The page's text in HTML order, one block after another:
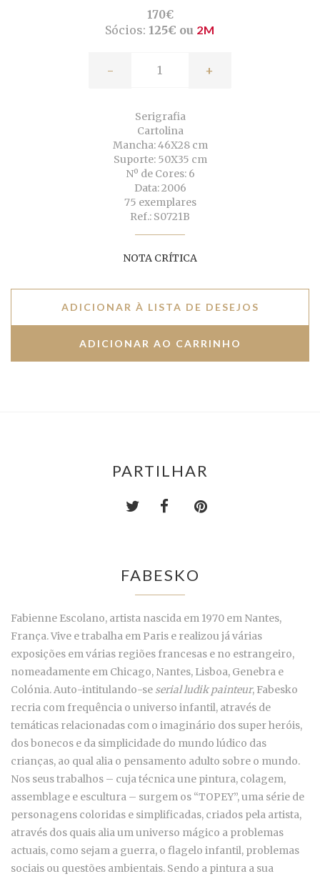
170€
Sócios: 125€ ou 2M
- +
Serigrafia
Cartolina
Mancha: 46X28 cm
Suporte: 50X35 cm
Nº de Cores: 6
Data: 2006
75 exemplares
Ref.: S0721B
NOTA CRÍTICA
ADICIONAR À LISTA DE DESEJOS
PARTILHAR
FABESKO
Fabienne Escolano, artista nascida em 1970 em Nantes,
França. Vive e trabalha em Paris e realizou já várias
exposições em várias regiões francesas e no estrangeiro,
nomeadamente em Chicago, Nantes, Lisboa, Genebra e
Colónia. Auto-intitulando-se serial ludik painteur, Fabesko
recria com frequência o universo infantil, através de
temáticas relacionadas com o imaginário dos super heróis,
dos bonecos e da simplicidade do mundo lúdico das
crianças, ao qual alia o pensamento adulto sobre o mundo.
Nos seus trabalhos – cuja técnica une pintura, colagem,
assemblage e escultura – surgem os “TOPEY”, uma série de
personagens coloridas e simplificadas, criados pela artista,
através dos quais alia um universo mágico a problemas
actuais, como sejam a guerra, o flagelo infantil, problemas
sociais ou questões ambientais. Sendo a pintura a sua